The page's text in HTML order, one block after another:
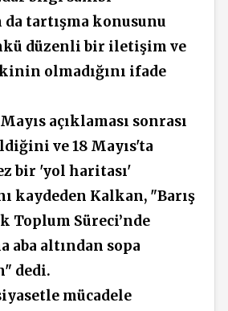
da tartışma konusunu
düzenli bir iletişim ve
olmadığını ifade
Mayıs açıklaması sonrası
ve 18 Mayıs'ta
bir 'yol haritası'
kaydeden Kalkan, "Barış
Toplum Süreci’nde
aba altından sopa
dedi.
mücadele